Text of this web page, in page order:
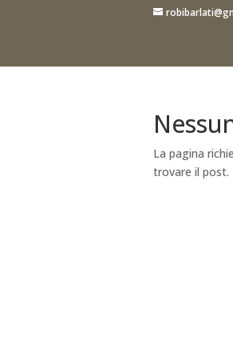
La pagina
trovare il post.